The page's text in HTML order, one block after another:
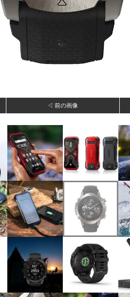
◁ 前の画像